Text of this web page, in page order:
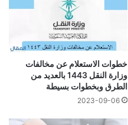
خطوات الاستعلام عن مخالفات
وزارة النقل 1443 بالعديد من
الطرق وبخطوات بسيطة
2023-09-06